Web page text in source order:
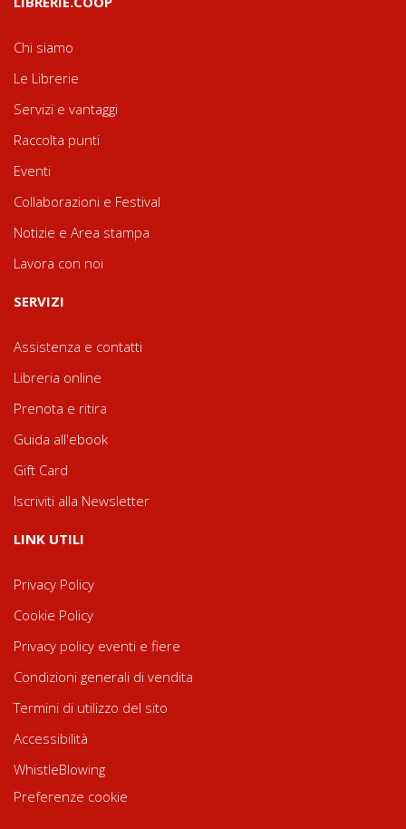
Chi siamo
Le Librerie
Servizi e vantaggi
Raccolta punti
Eventi
Collaborazioni e Festival
Notizie e Area stampa
Lavora con noi
SERVIZI
Assistenza e contatti
Libreria online
Prenota e ritira
Guida all'ebook
Gift Card
Iscriviti alla Newsletter
LINK UTILI
Privacy Policy
Cookie Policy
Privacy policy eventi e fiere
Condizioni generali di vendita
Termini di utilizzo del sito
Accessibilità
WhistleBlowing
Preferenze cookie